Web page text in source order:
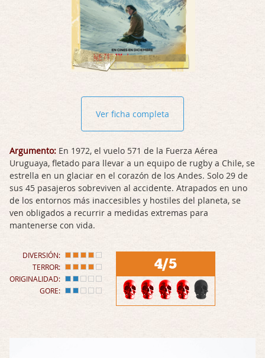
Ver ficha completa
Argumento: En 1972, el vuelo 571 de la Fuerza Aérea
Uruguaya, fletado para llevar a un equipo de rugby a Chile, se
estrella en un glaciar en el corazón de los Andes. Solo 29 de
sus 45 pasajeros sobreviven al accidente. Atrapados en uno
de los entornos más inaccesibles y hostiles del planeta, se
ven obligados a recurrir a medidas extremas para
mantenerse con vida.
DIVERSIÓN:
TERROR:
ORIGINALIDAD:
GORE:
4/5